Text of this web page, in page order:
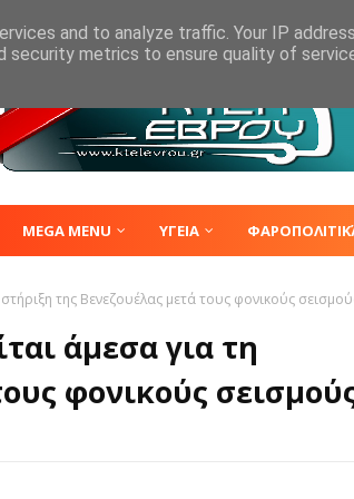
MEGA MENU ΥΓΕΙΑ
της Βενεζουέλας μετά τους φονικούς
άμεσα για τη
φονικούς
and to analyze traffic. Your IP
security metrics to ensure quality of